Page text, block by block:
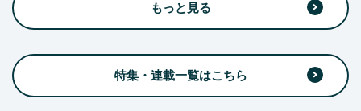
もっと見る
特集・連載一覧はこちら